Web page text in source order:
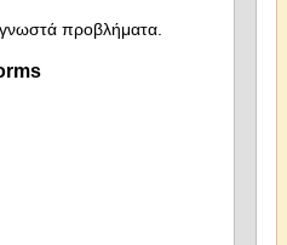
γνωστά προβλήματα.